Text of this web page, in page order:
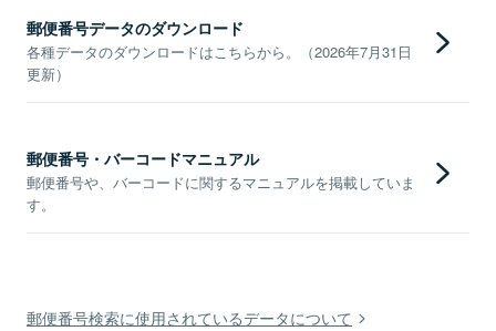
郵便番号データのダウンロード
各種データのダウンロードはこちらから。（2026年7月31日
更新）
郵便番号・バーコードマニュアル
郵便番号や、バーコードに関するマニュアルを掲載していま
す。
郵便番号検索に使用されているデータについて